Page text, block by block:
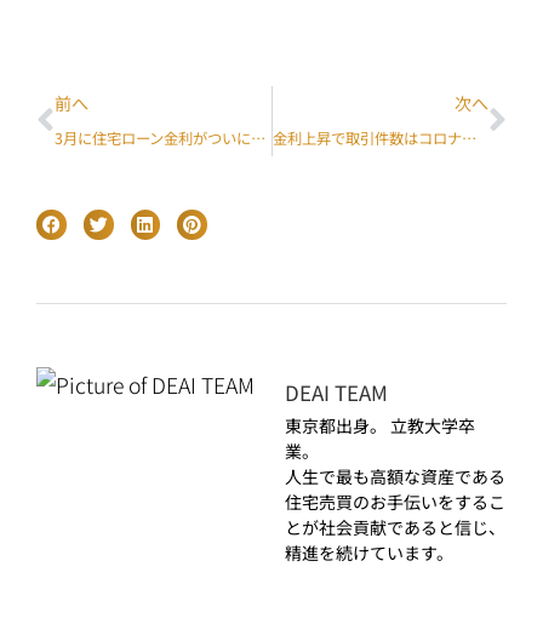
前へ
3月に住宅ローン金利がついに4％台へ上がり、取引は急増
次へ
金利上昇で取引件数はコロナ前を下回る中、中間価格は$900Kに迫る
DEAI TEAM
東京都出身。 立教大学卒
業。
人生で最も高額な資産である
住宅売買のお手伝いをするこ
とが社会貢献であると信じ、
精進を続けています。